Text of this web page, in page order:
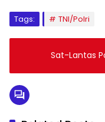
Tags: TNI/Polri
Sat-Lantas